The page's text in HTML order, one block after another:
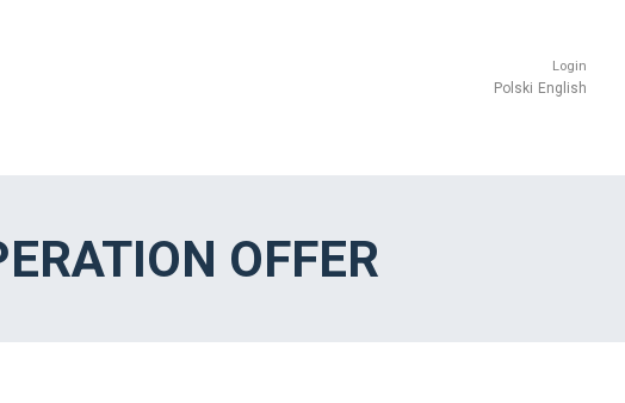
Login
Polski English
OFFER